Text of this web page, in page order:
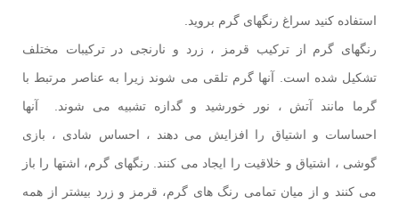
استفاده كنيد سراغ رنگهای گرم برويد.
رنگهای گرم از ترکیب قرمز ، زرد و نارنجی در ترکیبات مختلف
تشکیل شده است. آنها گرم تلقی می شوند زیرا به عناصر مرتبط با
گرما مانند آتش ، نور خورشید و گدازه تشبیه می شوند. آنها
احساسات و اشتیاق را افزایش می دهند ، احساس شادی ، بازی
گوشی ، اشتیاق و خلاقیت را ایجاد می کنند. رنگهای گرم، اشتها را باز
می كنند و از ميان تمامی رنگ های گرم، قرمز و زرد بيشتر از همه